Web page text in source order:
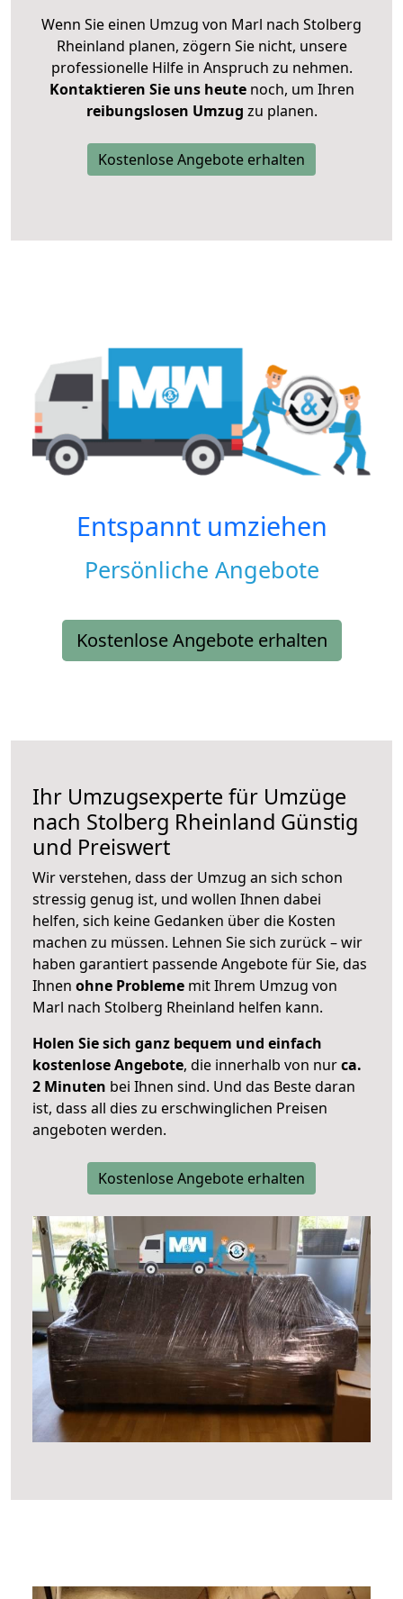
Wenn Sie einen Umzug von Marl nach Stolberg
Rheinland planen, zögern Sie nicht, unsere
professionelle Hilfe in Anspruch zu nehmen.
Kontaktieren Sie uns heutenoch, um Ihren
reibungslosen Umzug zu planen.
Kostenlose Angebote erhalten
Entspannt umziehen
Persönliche Angebote
Kostenlose Angebote erhalten
Ihr Umzugsexperte für Umzüge
nach Stolberg Rheinland Günstig
und Preiswert
Wir verstehen, dass der Umzug an sich schon
stressig genug ist, und wollen Ihnen dabei
helfen, sich keine Gedanken über die Kosten
machen zu müssen. Lehnen Sie sich zurück – wir
haben garantiert passende Angebote für Sie, das
Ihnen ohne Probleme mit Ihrem Umzug von
Marl nach Stolberg Rheinland helfen kann.
Holen Sie sich ganz bequem und einfach
kostenlose Angebote, die innerhalb von nurca.
2 Minuten bei Ihnen sind. Und das Beste daran
ist, dass all dies zu erschwinglichen Preisen
angeboten werden.
Kostenlose Angebote erhalten